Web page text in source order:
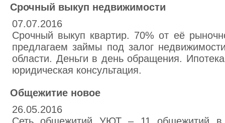
Срочный выкуп недвижимости
07.07.2016
Срочный выкуп квартир. 70% от её
предлагаем займы под залог
области. Деньги в день обращения.
юридическая консультация.
Общежитие новое
26.05.2016